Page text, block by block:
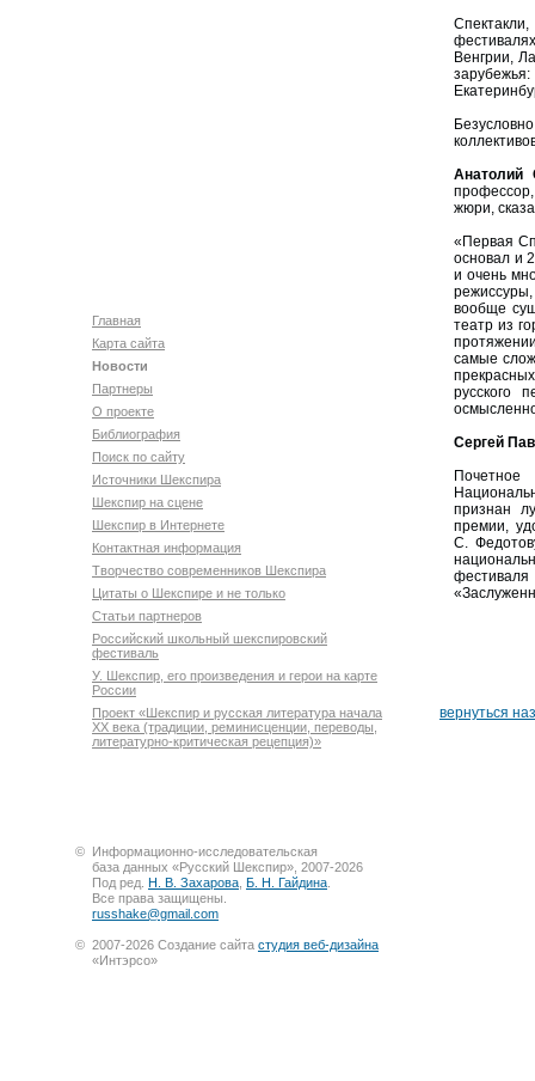
Венгрии,
Анатолий
жюри,
«Первая
основал и
и очень
вообще
театр из
самые
русского
Сергей
признан
премии,
С.
фестиваля
вернуться
Главная
Карта сайта
Новости
Партнеры
О проекте
Библиография
Поиск по сайту
Источники Шекспира
Шекспир на сцене
Шекспир в Интернете
Контактная информация
Творчество современников Шекспира
Цитаты о Шекспире и не только
Статьи партнеров
Российский школьный шекспировский
фестиваль
У. Шекспир, его произведения и герои на карте
России
Проект «Шекспир и русская литература начала
XX века (традиции, реминисценции, переводы,
литературно-критическая рецепция)»
© Информационно-исследовательская
база данных «Русский Шекспир», 2007-2026
Под ред. Н. В. Захарова Б. Н. Гайдина
Все права защищены.
russhake@gmail.com
© 2007-2026 Создание сайта студия веб-дизайна
«Интэрсо»